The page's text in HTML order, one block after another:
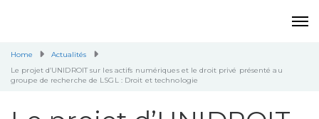
Home
Actualités
Le projet d’UNIDROIT sur les actifs numériques et le droit privé présenté au
groupe de recherche de LSGL : Droit et technologie